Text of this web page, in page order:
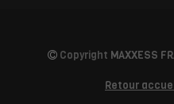
Copyright MAXXESS
Retour